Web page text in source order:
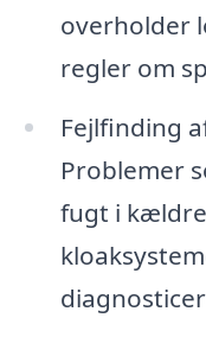
overholder
regler om
Fejlfinding
Problemer
fugt i